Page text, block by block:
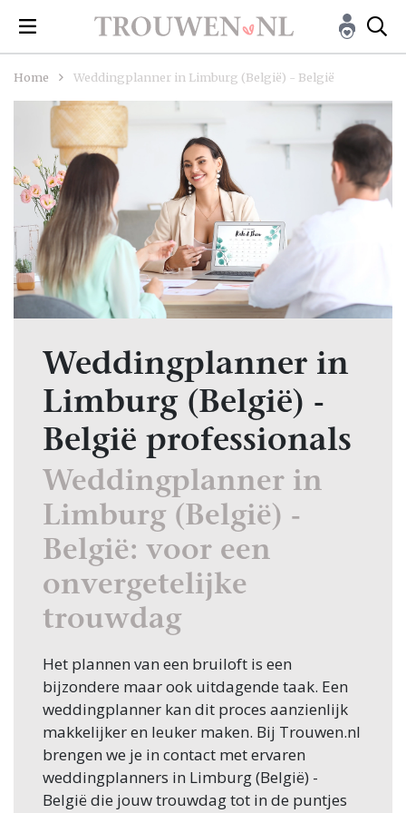
Home Weddingplanner in Limburg (België) - België
Weddingplanner in
Limburg (België) -
België professionals
Weddingplanner in
Limburg (België) -
België: voor een
onvergetelijke
trouwdag
Het plannen van een bruiloft is een
bijzondere maar ook uitdagende taak. Een
weddingplanner kan dit proces aanzienlijk
makkelijker en leuker maken. Bij Trouwen.nl
brengen we je in contact met ervaren
weddingplanners in Limburg (België) -
België die jouw trouwdag tot in de puntjes